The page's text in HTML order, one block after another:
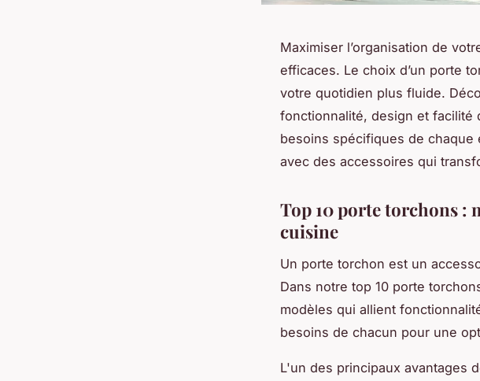
Maximiser l’organisation de
efficaces. Le choix d’un porte
votre quotidien plus fluide.
fonctionnalité, design et facilité
besoins spécifiques de chaque
avec des accessoires qui
Top 10 porte torchons :
cuisine
Un porte torchon est un
Dans notre top 10 porte
modèles qui allient
besoins de chacun pour une
L'un des principaux avantages